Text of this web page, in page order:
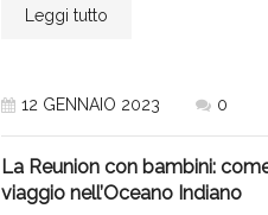
Leggi tutto
12 GENNAIO 2023 0
La Reunion con bambini:
viaggio nell’Oceano Indiano